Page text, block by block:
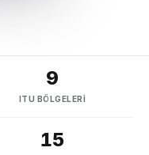
9
ITU BÖLGELERI
15